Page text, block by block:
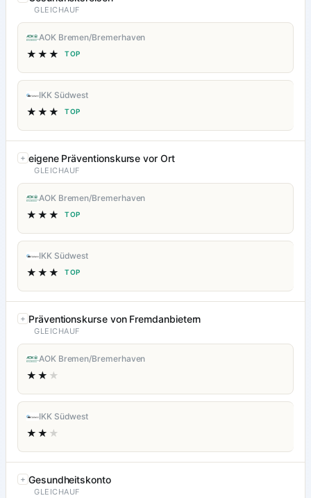
GLEICHAUF
AOK Bremen/Bremerhaven
★★★ TOP
IKK Südwest
★★★ TOP
eigene Präventionskurse vor Ort
GLEICHAUF
AOK Bremen/Bremerhaven
★★★ TOP
IKK Südwest
★★★ TOP
Präventionskurse von Fremdanbietern
GLEICHAUF
AOK Bremen/Bremerhaven
★★ ★
IKK Südwest
★★ ★
Gesundheitskonto
GLEICHAUF